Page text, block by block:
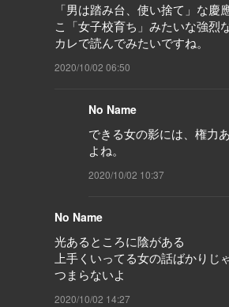
「男は踏み台、使い捨て」な慶
こ「女子校育ち」みたいな強烈
カレで読んでみたいですね。
2020/10/02 06:50
No Name
できる女の影には、権力
よね。
2020/10/02 10:37
No Name
光あるところに陰がある
上手くいってる女の話ばかりじ
つまらないよ
2020/10/02 14:27